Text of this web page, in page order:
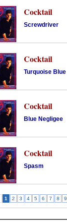
Cocktail
Screwdriver
Cocktail
Turquoise Blue
Cocktail
Blue Negligee
Cocktail
Spasm
1 2 3 4 5 6 7 8 9